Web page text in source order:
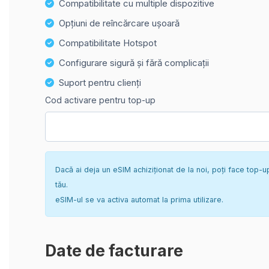
Compatibilitate cu multiple dispozitive
Opțiuni de reîncărcare ușoară
Compatibilitate Hotspot
Configurare sigură și fără complicații
Suport pentru clienți
Cod activare pentru top-up
Dacă ai deja un eSIM achiziționat de la noi, poți face
tău.
eSIM-ul se va activa automat la prima utilizare.
Date de facturare